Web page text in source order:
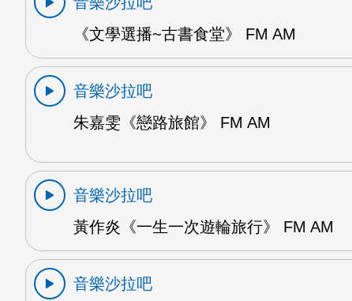
《文學選播~古書食堂》 FM AM
音樂沙拉吧
朱嘉雯《戀路旅館》 FM AM
音樂沙拉吧
黃作炎《一生一次遊輪旅行》 FM AM
音樂沙拉吧